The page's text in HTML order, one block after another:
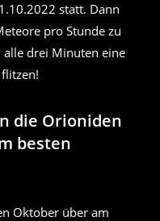
statt. Dann
pro Stunde zu
alle drei Minuten eine
die Orioniden
besten
Oktober über am